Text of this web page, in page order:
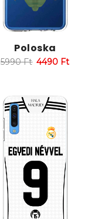
Poloska
5990Ft 4490 Ft